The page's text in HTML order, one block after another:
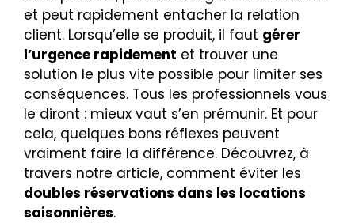
et peut rapidement entacher la relation
client. Lorsqu’elle se produit, il faut gérer
l’urgence rapidement et trouver une
solution le plus vite possible pour limiter ses
conséquences. Tous les professionnels vous
le diront : mieux vaut s’en prémunir. Et pour
cela, quelques bons réflexes peuvent
vraiment faire la différence. Découvrez, à
travers notre article, comment éviter les
doubles réservations dans les locations
saisonnières.